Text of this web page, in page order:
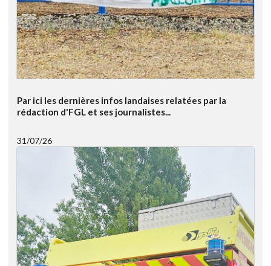
Par ici les dernières infos landaises relatées par la
rédaction d'FGL et ses journalistes...
31/07/26